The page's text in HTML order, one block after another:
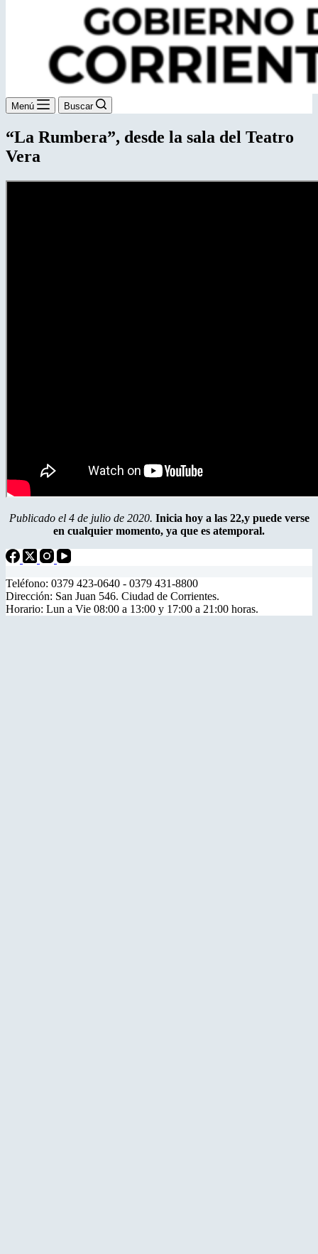
Menú Buscar
“La Rumbera”, desde la sala del Teatro
Vera
Publicado el 4 de julio de 2020. Inicia hoy a las 22,y puede verse
en cualquier momento, ya que es atemporal.
Teléfono: 0379 423-0640 - 0379 431-8800
Dirección: San Juan 546. Ciudad de Corrientes.
Horario: Lun a Vie 08:00 a 13:00 y 17:00 a 21:00 horas.